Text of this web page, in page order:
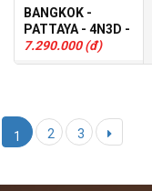
BANGKOK -
PATTAYA - 4N3D -
TOUR GHÉP
7.290.000 (đ)
1 2 3